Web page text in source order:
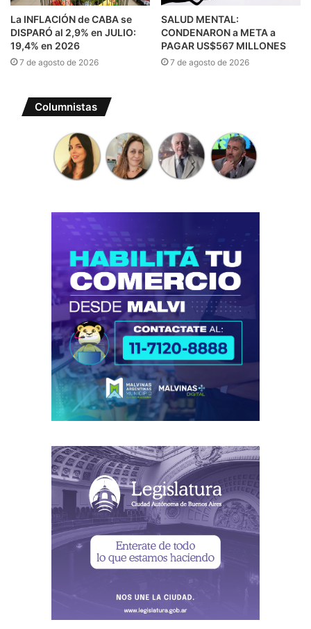
La INFLACIÓN de CABA se
DISPARÓ al 2,9% en JULIO:
19,4% en 2026
7 de agosto de 2026
SALUD MENTAL:
CONDENARON a META a
PAGAR US$567 MILLONES
7 de agosto de 2026
Columnistas